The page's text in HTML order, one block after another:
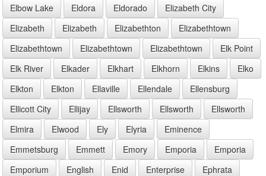
Elbow Lake
Eldora Eldorado
Elizabeth City
Elizabeth
Elizabeth Elizabethton
Elizabethtown
Elizabethtown
Elizabethtown Elizabethtown
Elk Point
Elk River
Elkader Elkhart Elkhorn Elkins
Elko
Elkton
Elkton Ellaville Ellendale
Ellensburg
Ellicott City
Ellijay Ellsworth Ellsworth
Ellsworth
Elmira
Elwood Ely Elyria
Eminence
Emmetsburg
Emmett Emory Emporia
Emporia
Emporium
English Enid Enterprise
Ephrata